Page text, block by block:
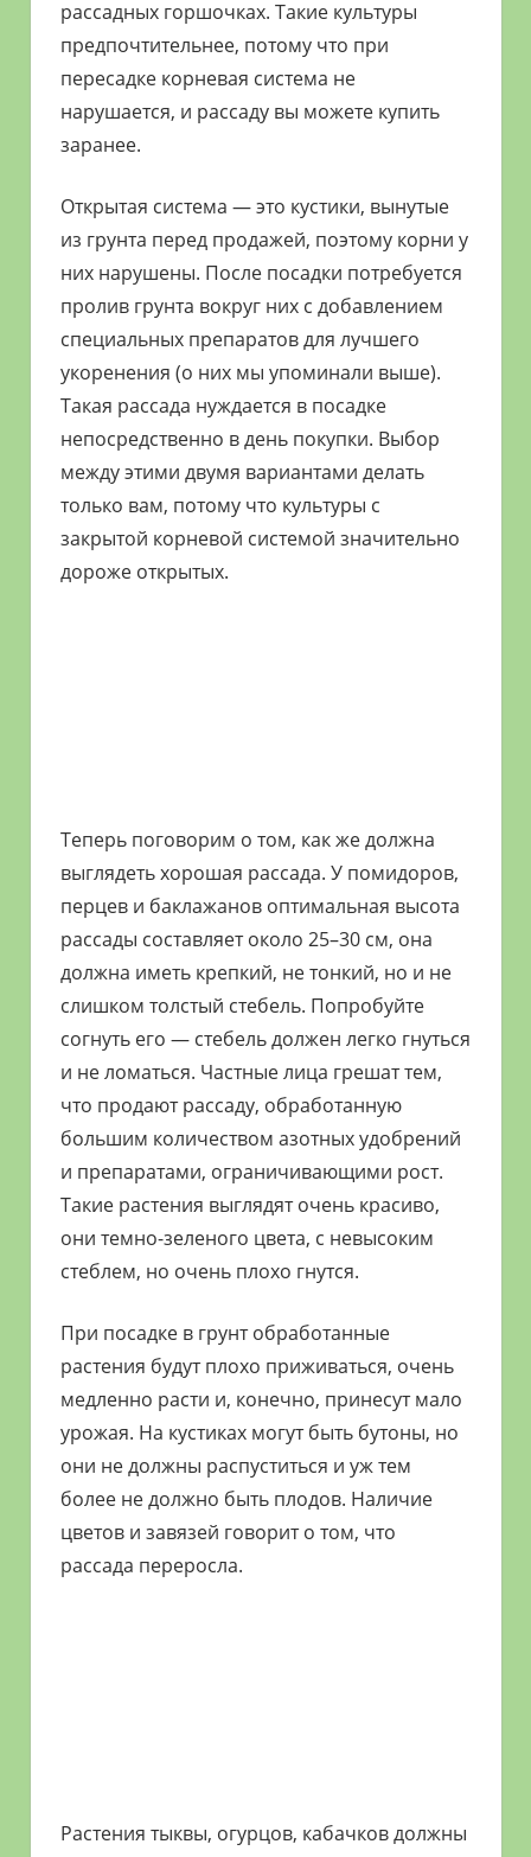
рассадных горшочках. Такие культуры
предпочтительнее, потому что при
пересадке корневая система не
нарушается, и рассаду вы можете купить
заранее.
Открытая система — это кустики, вынутые
из грунта перед продажей, поэтому корни у
них нарушены. После посадки потребуется
пролив грунта вокруг них с добавлением
специальных препаратов для лучшего
укоренения (о них мы упоминали выше).
Такая рассада нуждается в посадке
непосредственно в день покупки. Выбор
между этими двумя вариантами делать
только вам, потому что культуры с
закрытой корневой системой значительно
дороже открытых.
Теперь поговорим о том, как же должна
выглядеть хорошая рассада. У помидоров,
перцев и баклажанов оптимальная высота
рассады составляет около 25–30 см, она
должна иметь крепкий, не тонкий, но и не
слишком толстый стебель. Попробуйте
согнуть его — стебель должен легко гнуться
и не ломаться. Частные лица грешат тем,
что продают рассаду, обработанную
большим количеством азотных удобрений
и препаратами, ограничивающими рост.
Такие растения выглядят очень красиво,
они темно-зеленого цвета, с невысоким
стеблем, но очень плохо гнутся.
При посадке в грунт обработанные
растения будут плохо приживаться, очень
медленно расти и, конечно, принесут мало
урожая. На кустиках могут быть бутоны, но
они не должны распуститься и уж тем
более не должно быть плодов. Наличие
цветов и завязей говорит о том, что
рассада переросла.
Растения тыквы, огурцов, кабачков должны